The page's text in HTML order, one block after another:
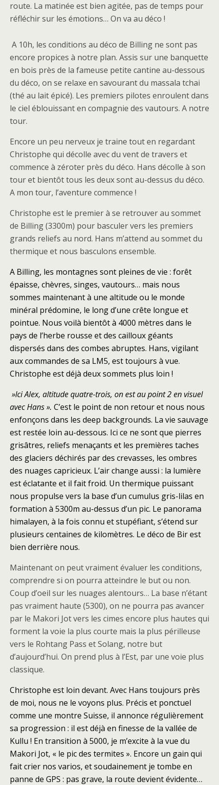
route. La matinée est bien agitée, pas de temps pour
réfléchir sur les émotions… On va au déco !
A 10h, les conditions au déco de Billing ne sont pas
encore propices à notre plan. Assis sur une banquette
en bois près de la fameuse petite cantine au-dessous
du déco, on se relaxe en savourant du massala tchai
(thé au lait épicé). Les premiers pilotes enroulent dans
le ciel éblouissant en compagnie des vautours. A notre
tour.
Encore un peu nerveux je traine tout en regardant
Christophe qui décolle avec du vent de travers et
commence à zéroter près du déco. Hans décolle à son
tour et bientôt tous les deux sont au-dessus du déco.
A mon tour, l’aventure commence !
Christophe est le premier à se retrouver au sommet
de Billing (3300m) pour basculer vers les premiers
grands reliefs au nord. Hans m’attend au sommet du
thermique et nous basculons ensemble.
A Billing, les montagnes sont pleines de vie : forêt
épaisse, chèvres, singes, vautours… mais nous
sommes maintenant à une altitude ou le monde
minéral prédomine, le long d’une crête longue et
pointue. Nous voilà bientôt à 4000 mètres dans le
pays de l’herbe rousse et des cailloux géants
dispersés dans des combes abruptes. Hans, vigilant
aux commandes de sa LM5, est toujours à vue.
Christophe est déjà deux sommets plus loin !
»Ici Alex, altitude quatre-trois, on est au point 2 en visuel
avec Hans ». C’est le point de non retour et nous nous
enfonçons dans les deep backgrounds. La vie sauvage
est restée loin au-dessous. Ici ce ne sont que pierres
grisâtres, reliefs menaçants et les premières taches
des glaciers déchirés par des crevasses, les ombres
des nuages capricieux. L’air change aussi : la lumière
est éclatante et il fait froid. Un thermique puissant
nous propulse vers la base d’un cumulus gris-lilas en
formation à 5300m au-dessus d’un pic. Le panorama
himalayen, à la fois connu et stupéfiant, s’étend sur
plusieurs centaines de kilomètres. Le déco de Bir est
bien derrière nous.
Maintenant on peut vraiment évaluer les conditions,
comprendre si on pourra atteindre le but ou non.
Coup d’oeil sur les nuages alentours… La base n’étant
pas vraiment haute (5300), on ne pourra pas avancer
par le Makori Jot vers les cimes encore plus hautes qui
forment la voie la plus courte mais la plus périlleuse
vers le Rohtang Pass et Solang, notre but
d’aujourd’hui. On prend plus à l’Est, par une voie plus
classique.
Christophe est loin devant. Avec Hans toujours près
de moi, nous ne le voyons plus. Précis et ponctuel
comme une montre Suisse, il annonce régulièrement
sa progression : il est déjà en finesse de la vallée de
Kullu ! En transition à 5000, je m’excite à la vue du
Makori Jot, « le pic des termites ». Encore un gain qui
fait crier nos varios, et soudainement je tombe en
panne de GPS : pas grave, la route devient évidente…